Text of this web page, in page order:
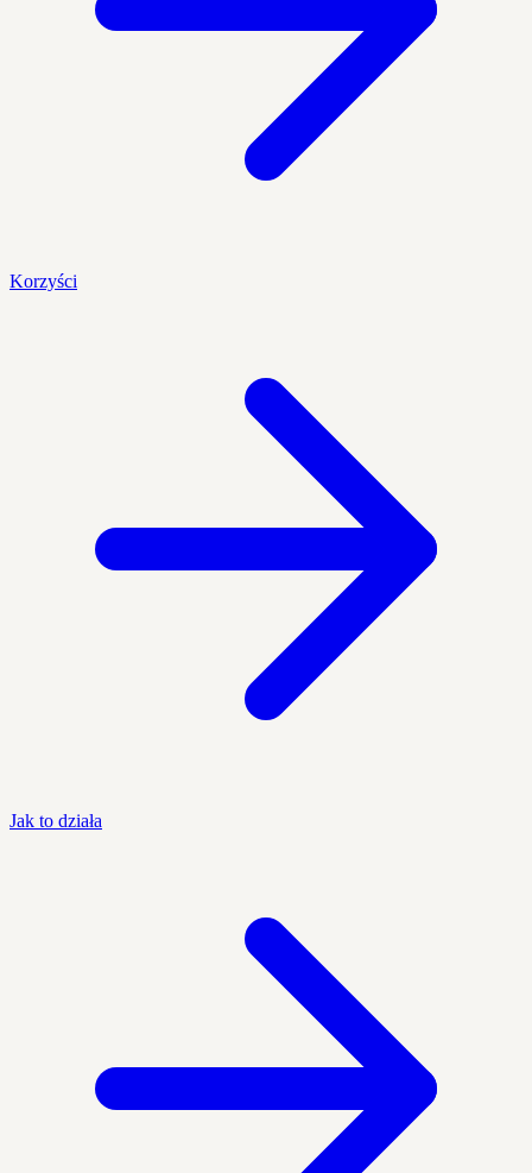
Korzyści
Jak to działa